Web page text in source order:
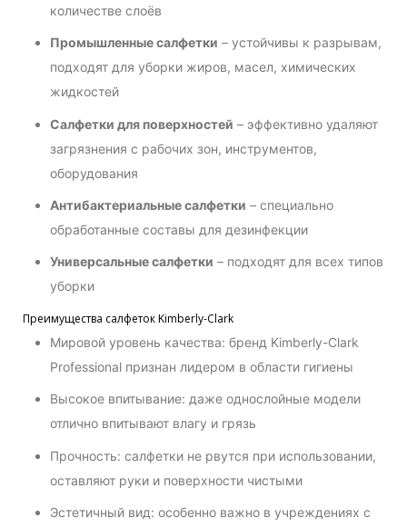
количестве слоёв
Промышленные салфетки – устойчивы к разрывам,
подходят для уборки жиров, масел, химических
жидкостей
Салфетки для поверхностей – эффективно удаляют
загрязнения с рабочих зон, инструментов,
оборудования
Антибактериальные салфетки – специально
обработанные составы для дезинфекции
Универсальные салфетки – подходят для всех типов
уборки
Преимущества салфеток Kimberly-Clark
Мировой уровень качества: бренд Kimberly-Clark
Professional признан лидером в области гигиены
Высокое впитывание: даже однослойные модели
отлично впитывают влагу и грязь
Прочность: салфетки не рвутся при использовании,
оставляют руки и поверхности чистыми
Эстетичный вид: особенно важно в учреждениях с